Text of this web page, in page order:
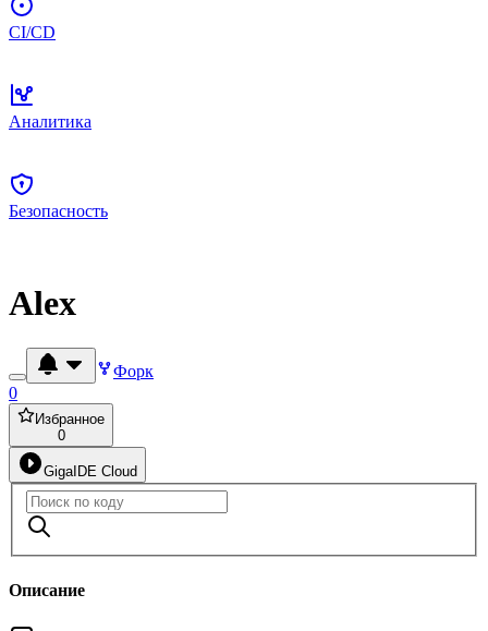
CI/CD
Аналитика
Безопасность
Alex
Форк
0
Избранное
0
GigaIDE Cloud
Описание